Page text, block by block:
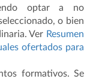
optar a no
o bien
Ver Resumen
ofertados para
formativos. Se